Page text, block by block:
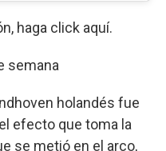
haga click aquí.
semana
holandés fue
efecto que toma la
se metió en el arco,